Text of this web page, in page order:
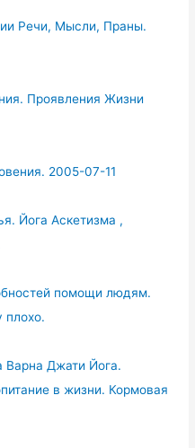
Речи, Мысли, Праны.
Проявления Жизни
2005-07-11
Йога Аскетизма ,
помощи людям.
плохо.
Варна Джати Йога.
в жизни. Кормовая